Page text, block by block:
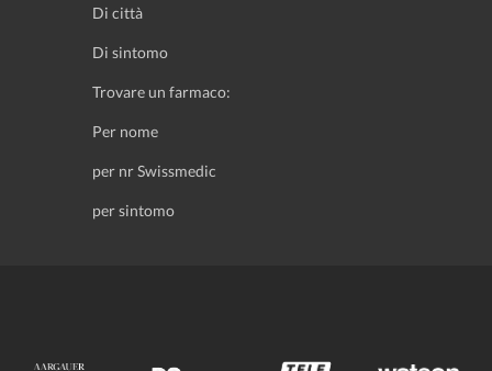
Di città
Di sintomo
Trovare un farmaco:
Per nome
per nr Swissmedic
per sintomo